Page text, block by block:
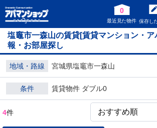
0
最近見た物件 保存し
塩竈市一森山の賃貸[賃貸マンション・
報・お部屋探し
地域・路線 宮城県塩竈市一森山
条件 賃貸物件 ダブル0
4件